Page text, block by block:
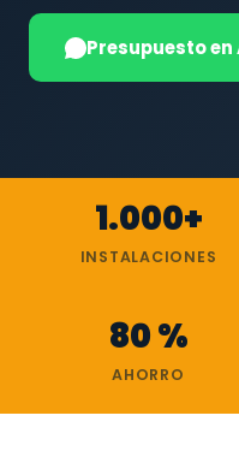
Presupuesto en
1.000+
INSTALACIONES
80 %
AHORRO